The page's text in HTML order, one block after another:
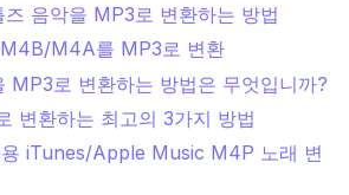
음악을 MP3로 변환하는 방법
M4A를 MP3로 변환
MP3로 변환하는 방법은 무엇입니까?
변환하는 최고의 3가지 방법
iTunes/Apple Music M4P 노래 변